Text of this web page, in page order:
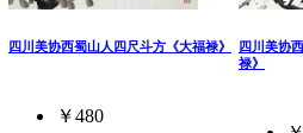
四川美协西蜀山人四尺斗方《大福禄》
￥480
四川美协
禄》